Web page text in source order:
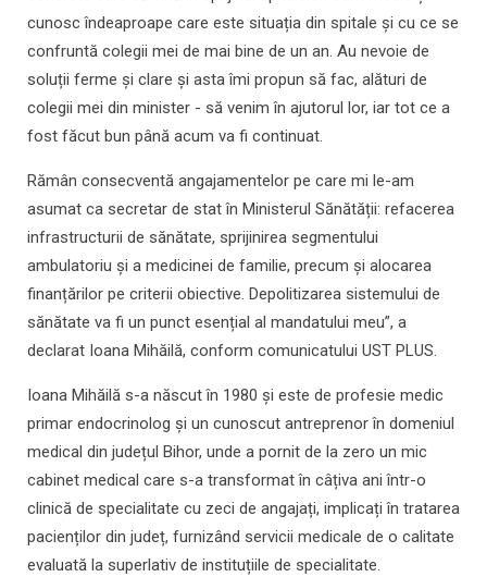
cunosc îndeaproape care este situația din spitale și cu ce se
confruntă colegii mei de mai bine de un an. Au nevoie de
soluții ferme și clare și asta îmi propun să fac, alături de
colegii mei din minister - să venim în ajutorul lor, iar tot ce a
fost făcut bun până acum va fi continuat.
Rămân consecventă angajamentelor pe care mi le-am
asumat ca secretar de stat în Ministerul Sănătății: refacerea
infrastructurii de sănătate, sprijinirea segmentului
ambulatoriu și a medicinei de familie, precum și alocarea
finanțărilor pe criterii obiective. Depolitizarea sistemului de
sănătate va fi un punct esențial al mandatului meu”, a
declarat Ioana Mihăilă, conform comunicatului UST PLUS.
Ioana Mihăilă s-a născut în 1980 și este de profesie medic
primar endocrinolog și un cunoscut antreprenor în domeniul
medical din județul Bihor, unde a pornit de la zero un mic
cabinet medical care s-a transformat în câțiva ani într-o
clinică de specialitate cu zeci de angajați, implicați în tratarea
pacienților din județ, furnizând servicii medicale de o calitate
evaluată la superlativ de instituțiile de specialitate.